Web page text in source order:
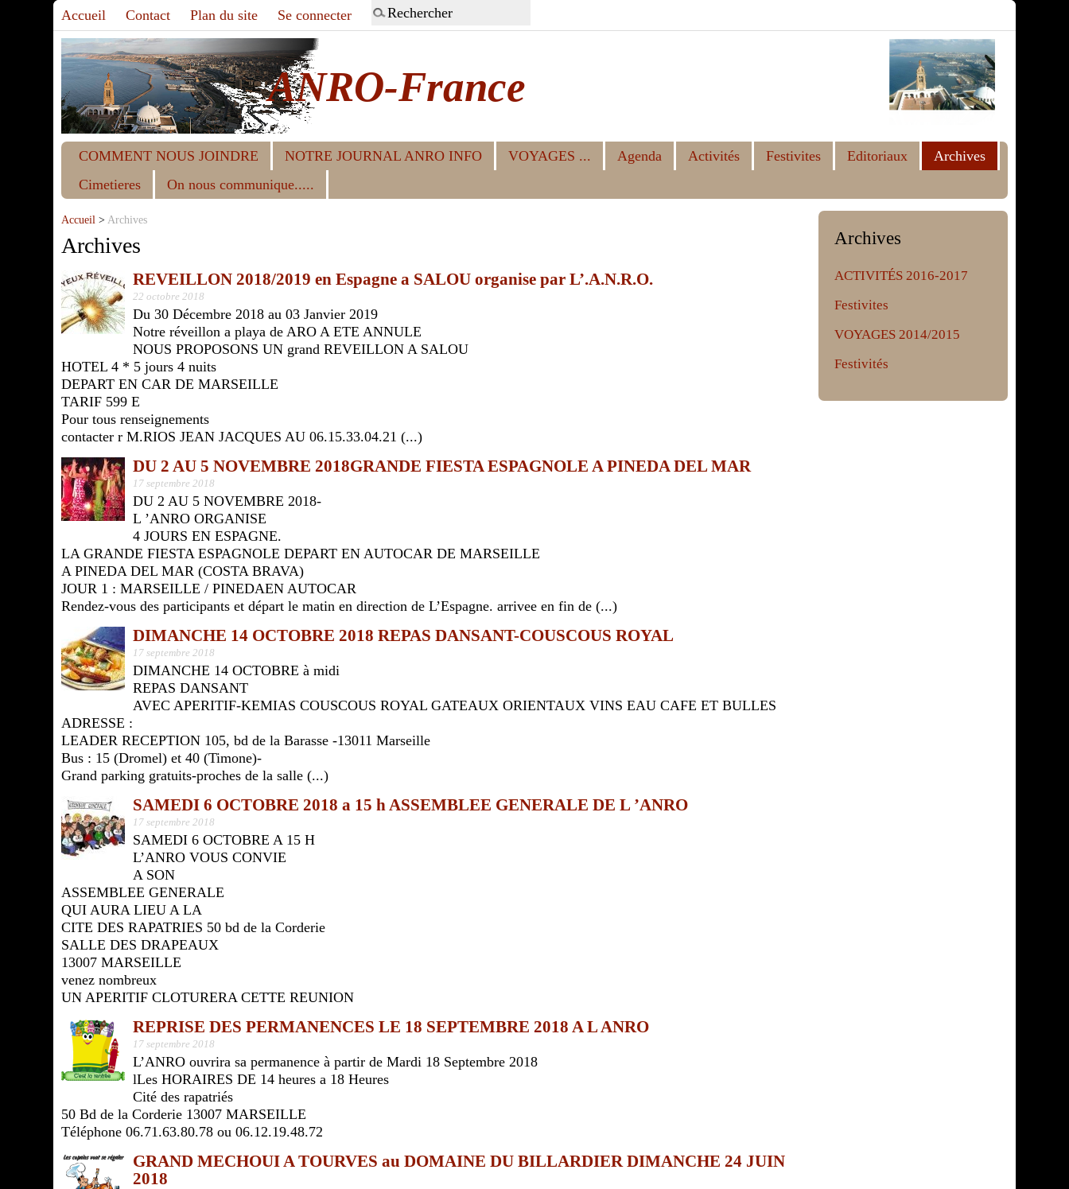
Accueil Contact Plan du site Se connecter
ANRO-France
COMMENT NOUS JOINDRE NOTRE JOURNAL ANRO INFO VOYAGES ... Agenda Activités Festivites Editoriaux
Archives
Cimetieres
On nous communique.....
Accueil > Archives
Archives
REVEILLON 2018/2019 en Espagne a SALOU organise par L’.A.N.R.O.
22 octobre 2018
Du 30 Décembre 2018 au 03 Janvier 2019
Notre réveillon a playa de ARO A ETE ANNULE
NOUS PROPOSONS UN grand REVEILLON A SALOU
HOTEL 4 * 5 jours 4 nuits
DEPART EN CAR DE MARSEILLE
TARIF 599 E
Pour tous renseignements
contacter r M.RIOS JEAN JACQUES AU 06.15.33.04.21 (...)
DU 2 AU 5 NOVEMBRE 2018GRANDE FIESTA ESPAGNOLE A PINEDA DEL MAR
17 septembre 2018
DU 2 AU 5 NOVEMBRE 2018-
L ’ANRO ORGANISE
4 JOURS EN ESPAGNE.
LA GRANDE FIESTA ESPAGNOLE DEPART EN AUTOCAR DE MARSEILLE
A PINEDA DEL MAR (COSTA BRAVA)
JOUR 1 : MARSEILLE / PINEDAEN AUTOCAR
Rendez-vous des participants et départ le matin en direction de L’Espagne. arrivee en fin de (...)
DIMANCHE 14 OCTOBRE 2018 REPAS DANSANT-COUSCOUS ROYAL
17 septembre 2018
DIMANCHE 14 OCTOBRE à midi
REPAS DANSANT
AVEC APERITIF-KEMIAS COUSCOUS ROYAL GATEAUX ORIENTAUX VINS EAU CAFE ET BULLES
ADRESSE :
LEADER RECEPTION 105, bd de la Barasse -13011 Marseille
Bus : 15 (Dromel) et 40 (Timone)-
Grand parking gratuits-proches de la salle (...)
SAMEDI 6 OCTOBRE 2018 a 15 h ASSEMBLEE GENERALE DE L ’ANRO
17 septembre 2018
SAMEDI 6 OCTOBRE A 15 H
L’ANRO VOUS CONVIE
A SON
ASSEMBLEE GENERALE
QUI AURA LIEU A LA
CITE DES RAPATRIES 50 bd de la Corderie
SALLE DES DRAPEAUX
13007 MARSEILLE
venez nombreux
UN APERITIF CLOTURERA CETTE REUNION
REPRISE DES PERMANENCES LE 18 SEPTEMBRE 2018 A L ANRO
17 septembre 2018
L’ANRO ouvrira sa permanence à partir de Mardi 18 Septembre 2018
lLes HORAIRES DE 14 heures a 18 Heures
Cité des rapatriés
50 Bd de la Corderie 13007 MARSEILLE
Téléphone 06.71.63.80.78 ou 06.12.19.48.72
GRAND MECHOUI A TOURVES au DOMAINE DU BILLARDIER DIMANCHE 24 JUIN
2018
Archives
ACTIVITÉS 2016-2017
Festivites
VOYAGES 2014/2015
Festivités